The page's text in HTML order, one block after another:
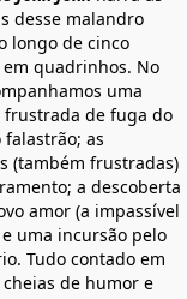
desse malandro
longo de cinco
quadrinhos. No
uma
de fuga do
falastrão; as
(também frustradas)
a descoberta
amor (a impassível
e uma incursão pelo
Tudo contado em
de humor e